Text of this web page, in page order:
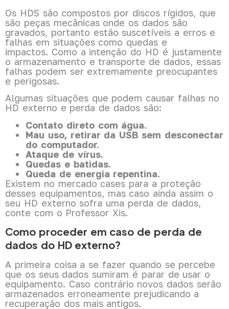
Os HDS são compostos por discos rígidos, que
são peças mecânicas onde os dados são
gravados, portanto estão suscetíveis a erros e
falhas em situações como quedas e
impactos. Como a intenção do HD é justamente
o armazenamento e transporte de dados, essas
falhas podem ser extremamente preocupantes
e perigosas.
Algumas situações que podem causar falhas no
HD externo e perda de dados são:
Contato direto com água.
Mau uso, retirar da USB sem desconectar
do computador.
Ataque de vírus.
Quedas e batidas.
Queda de energia repentina.
Existem no mercado cases para a proteção
desses equipamentos, mas caso ainda assim o
seu HD externo sofra uma perda de dados,
conte com o Professor Xis.
Como proceder em caso de perda de
dados do HD externo?
A primeira coisa a se fazer quando se percebe
que os seus dados sumiram é parar de usar o
equipamento. Caso contrário novos dados serão
armazenados erroneamente prejudicando a
recuperação dos mais antigos.